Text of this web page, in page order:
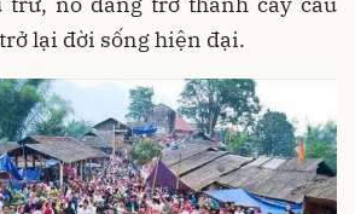
lại đời sống hiện đại.